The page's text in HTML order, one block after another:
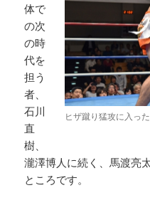
ヒザ蹴り猛攻に入っ
体で
の次
の時
代を
担う
者、
石川
直
樹、
瀧澤博人に続く、馬渡亮
ところです。